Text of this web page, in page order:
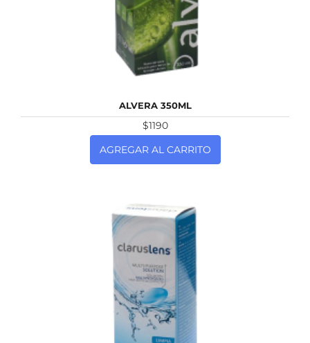
ALVERA 350ML
$1190
AGREGAR AL CARRITO